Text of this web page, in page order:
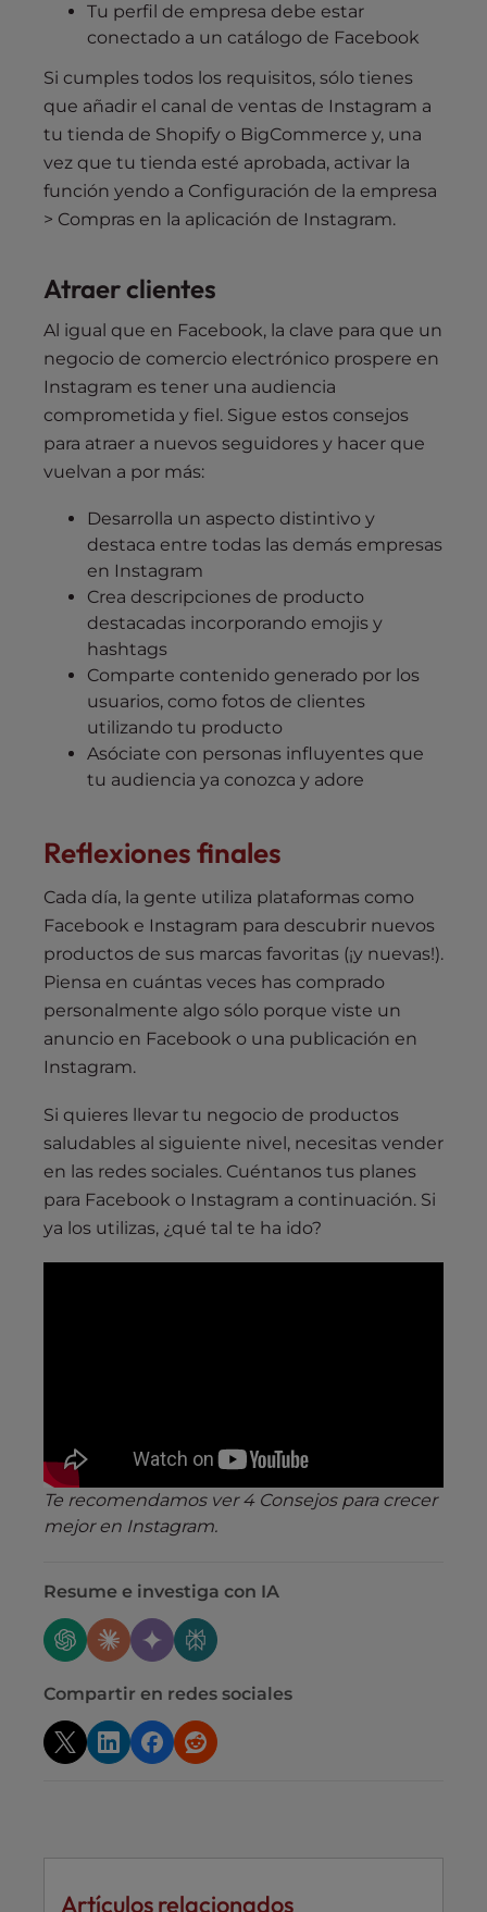
Tu perfil de empresa debe estar
conectado a un catálogo de Facebook
Si cumples todos los requisitos, sólo tienes
que añadir el canal de ventas de Instagram a
tu tienda de Shopify o BigCommerce y, una
vez que tu tienda esté aprobada, activar la
función yendo a Configuración de la empresa
> Compras en la aplicación de Instagram.
Atraer clientes
Al igual que en Facebook, la clave para que un
negocio de comercio electrónico prospere en
Instagram es tener una audiencia
comprometida y fiel. Sigue estos consejos
para atraer a nuevos seguidores y hacer que
vuelvan a por más:
Desarrolla un aspecto distintivo y
destaca entre todas las demás empresas
en Instagram
Crea descripciones de producto
destacadas incorporando emojis y
hashtags
Comparte contenido generado por los
usuarios, como fotos de clientes
utilizando tu producto
Asóciate con personas influyentes que
tu audiencia ya conozca y adore
Reflexiones finales
Cada día, la gente utiliza plataformas como
Facebook e Instagram para descubrir nuevos
productos de sus marcas favoritas (¡y nuevas!).
Piensa en cuántas veces has comprado
personalmente algo sólo porque viste un
anuncio en Facebook o una publicación en
Instagram.
Si quieres llevar tu negocio de productos
saludables al siguiente nivel, necesitas vender
en las redes sociales. Cuéntanos tus planes
para Facebook o Instagram a continuación. Si
ya los utilizas, ¿qué tal te ha ido?
Te recomendamos ver 4 Consejos para crecer
mejor en Instagram.
Resume e investiga con IA
Compartir en redes sociales
Artículos relacionados